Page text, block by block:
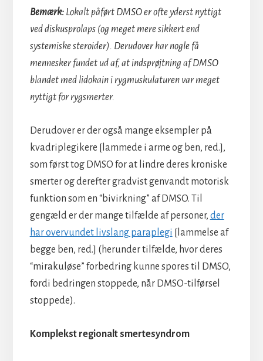
Bemærk:Lokalt påført DMSO er ofte yderst nyttigt
ved diskusprolaps (og meget mere sikkert end
systemiske steroider). Derudover har nogle få
mennesker fundet ud af, at indsprøjtning af DMSO
blandet med lidokain i rygmuskulaturen var meget
nyttigt for rygsmerter.
Derudover er der også mange eksempler på
kvadriplegikere [lammede i arme og ben, red.],
som først tog DMSO for at lindre deres kroniske
smerter og derefter gradvist genvandt motorisk
funktion som en “bivirkning” af DMSO. Til
gengæld er der mange tilfælde af personer, der
har overvundet livslang paraplegi [lammelse af
begge ben, red.] (herunder tilfælde, hvor deres
“mirakuløse” forbedring kunne spores til DMSO,
fordi bedringen stoppede, når DMSO-tilførsel
stoppede).
Komplekst regionalt smertesyndrom